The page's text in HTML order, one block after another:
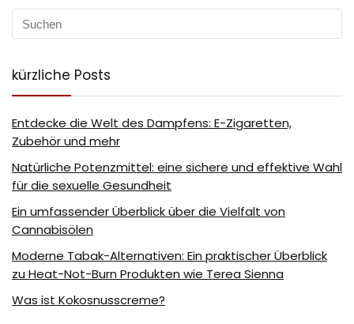
kürzliche Posts
Entdecke die Welt des Dampfens: E-Zigaretten,
Zubehör und mehr
Natürliche Potenzmittel: eine sichere und effektive Wahl
für die sexuelle Gesundheit
Ein umfassender Überblick über die Vielfalt von
Cannabisölen
Moderne Tabak-Alternativen: Ein praktischer Überblick
zu Heat-Not-Burn Produkten wie Terea Sienna
Was ist Kokosnusscreme?